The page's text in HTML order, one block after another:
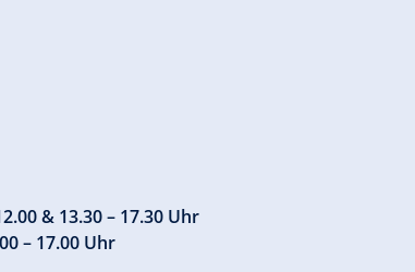
& 13.30 – 17.30 Uhr
– 17.00 Uhr